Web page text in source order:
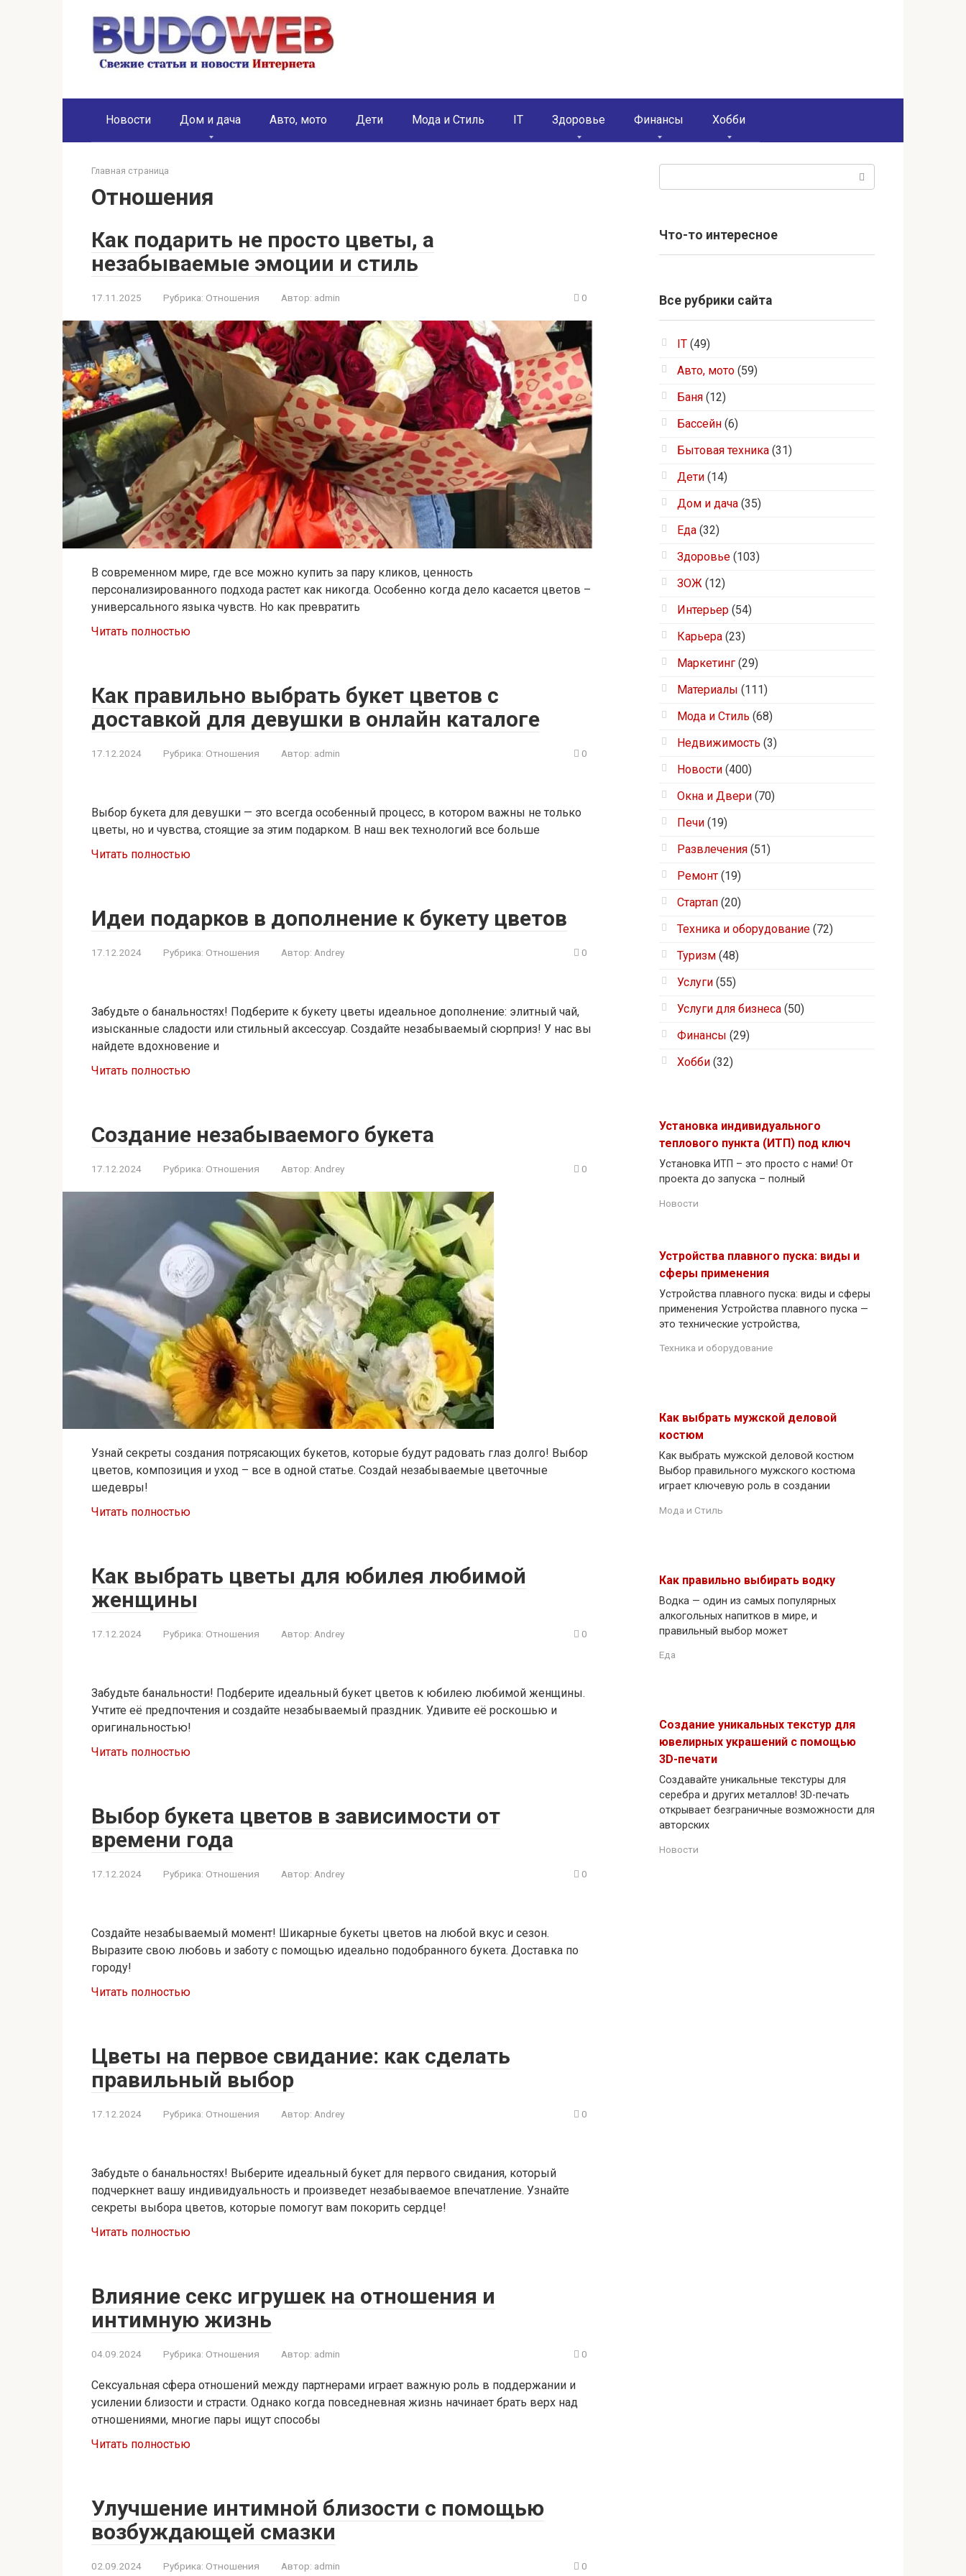
Новости Дом и дача Авто, мото Дети Мода и Стиль IT Здоровье Финансы Хобби
Главная страница
Отношения
Как подарить не просто цветы, а
незабываемые эмоции и стиль
17.11.2025 Рубрика: Отношения Автор: admin 0
В современном мире, где все можно купить за пару кликов, ценность
персонализированного подхода растет как никогда. Особенно когда дело касается цветов –
универсального языка чувств. Но как превратить
Читать полностью
Как правильно выбрать букет цветов с
доставкой для девушки в онлайн каталоге
17.12.2024 Рубрика: Отношения Автор: admin 0
Выбор букета для девушки — это всегда особенный процесс, в котором важны не только
цветы, но и чувства, стоящие за этим подарком. В наш век технологий все больше
Читать полностью
Идеи подарков в дополнение к букету цветов
17.12.2024 Рубрика: Отношения Автор: Andrey 0
Забудьте о банальностях! Подберите к букету цветы идеальное дополнение: элитный чай,
изысканные сладости или стильный аксессуар. Создайте незабываемый сюрприз! У нас вы
найдете вдохновение и
Читать полностью
Создание незабываемого букета
17.12.2024 Рубрика: Отношения Автор: Andrey 0
Узнай секреты создания потрясающих букетов, которые будут радовать глаз долго! Выбор
цветов, композиция и уход – все в одной статье. Создай незабываемые цветочные
шедевры!
Читать полностью
Как выбрать цветы для юбилея любимой
женщины
17.12.2024 Рубрика: Отношения Автор: Andrey 0
Забудьте банальности! Подберите идеальный букет цветов к юбилею любимой женщины.
Учтите её предпочтения и создайте незабываемый праздник. Удивите её роскошью и
оригинальностью!
Читать полностью
Выбор букета цветов в зависимости от
времени года
17.12.2024 Рубрика: Отношения Автор: Andrey 0
Создайте незабываемый момент! Шикарные букеты цветов на любой вкус и сезон.
Выразите свою любовь и заботу с помощью идеально подобранного букета. Доставка по
городу!
Читать полностью
Цветы на первое свидание: как сделать
правильный выбор
17.12.2024 Рубрика: Отношения Автор: Andrey 0
Забудьте о банальностях! Выберите идеальный букет для первого свидания, который
подчеркнет вашу индивидуальность и произведет незабываемое впечатление. Узнайте
секреты выбора цветов, которые помогут вам покорить сердце!
Читать полностью
Влияние секс игрушек на отношения и
интимную жизнь
04.09.2024 Рубрика: Отношения Автор: admin 0
Сексуальная сфера отношений между партнерами играет важную роль в поддержании и
усилении близости и страсти. Однако когда повседневная жизнь начинает брать верх над
отношениями, многие пары ищут способы
Читать полностью
Улучшение интимной близости с помощью
возбуждающей смазки
02.09.2024 Рубрика: Отношения Автор: admin 0
Что-то интересное
Все рубрики сайта
IT (49)
Авто, мото (59)
Баня (12)
Бассейн (6)
Бытовая техника (31)
Дети (14)
Дом и дача (35)
Еда (32)
Здоровье (103)
ЗОЖ (12)
Интерьер (54)
Карьера (23)
Маркетинг (29)
Материалы (111)
Мода и Стиль (68)
Недвижимость (3)
Новости (400)
Окна и Двери (70)
Печи (19)
Развлечения (51)
Ремонт (19)
Стартап (20)
Техника и оборудование (72)
Туризм (48)
Услуги (55)
Услуги для бизнеса (50)
Финансы (29)
Хобби (32)
Установка индивидуального
теплового пункта (ИТП) под ключ
Установка ИТП – это просто с нами! От
проекта до запуска – полный
Новости
Устройства плавного пуска: виды и
сферы применения
Устройства плавного пуска: виды и сферы
применения Устройства плавного пуска —
это технические устройства,
Техника и оборудование
Как выбрать мужской деловой
костюм
Как выбрать мужской деловой костюм
Выбор правильного мужского костюма
играет ключевую роль в создании
Мода и Стиль
Как правильно выбирать водку
Водка — один из самых популярных
алкогольных напитков в мире, и
правильный выбор может
Еда
Создание уникальных текстур для
ювелирных украшений с помощью
3D-печати
Создавайте уникальные текстуры для
серебра и других металлов! 3D-печать
открывает безграничные возможности для
авторских
Новости